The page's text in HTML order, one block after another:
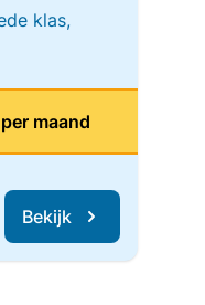
klas,
maand
Bekijk